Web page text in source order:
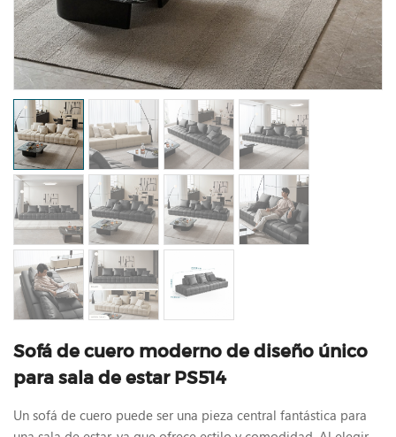
Sofá de cuero moderno de diseño único
para sala de estar PS514
Un sofá de cuero puede ser una pieza central fantástica para